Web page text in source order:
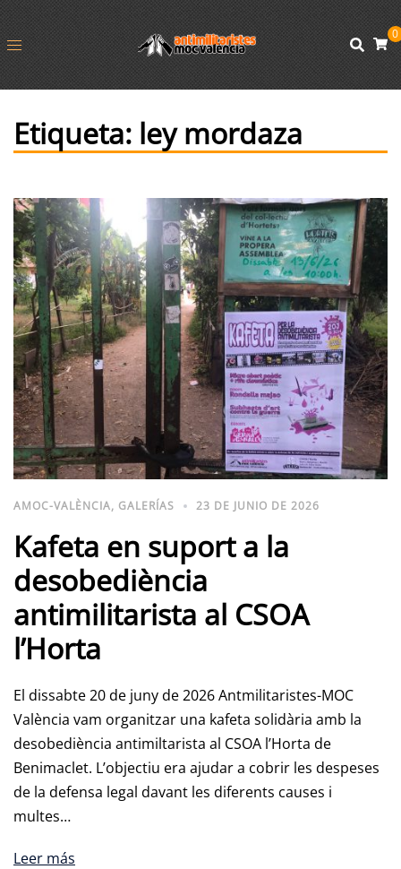
0
Etiqueta: ley mordaza
AMOC-VALÈNCIA, GALERÍAS 23 DE JUNIO DE 2026
Kafeta en suport a la
desobediència
antimilitarista al CSOA
l’Horta
El dissabte 20 de juny de 2026 Antmilitaristes-MOC
València vam organitzar una kafeta solidària amb la
desobediència antimiltarista al CSOA l’Horta de
Benimaclet. L’objectiu era ajudar a cobrir les despeses
de la defensa legal davant les diferents causes i
multes…
Leer más